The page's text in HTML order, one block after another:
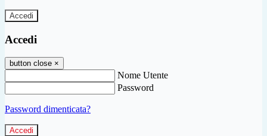
Accedi
Accedi
button close ×
Nome Utente
Password
Password dimenticata?